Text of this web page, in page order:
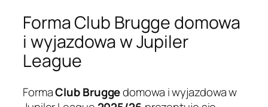
Forma Club Brugge domowa
i wyjazdowa w Jupiler
League
FormaClub Bruggedomowa i wyjazdowa w